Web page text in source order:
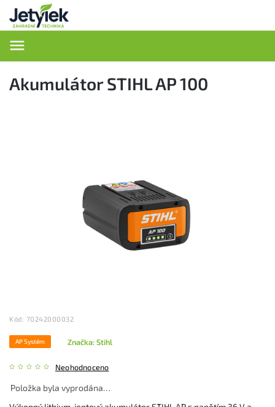
Akumulátor STIHL AP 100
Kód: 70242000032
AP Systém
Neohodnoceno
Značka:Stihl
Položka byla vyprodána…